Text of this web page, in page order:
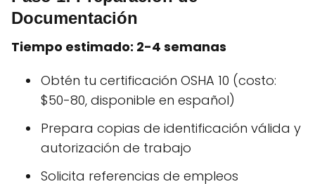
Documentación
Tiempo estimado: 2-4 semanas
Obtén tu certificación OSHA 10 (costo:
$50-80, disponible en español)
Prepara copias de identificación válida y
autorización de trabajo
Solicita referencias de empleos